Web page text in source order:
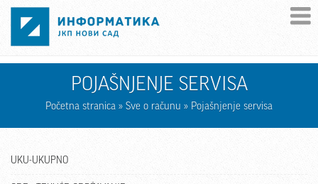
Skip to main content
POJAŠNJENJE SERVISA
Početna stranica » Sve o računu » Pojašnjenje servisa
UKU-UKUPNO